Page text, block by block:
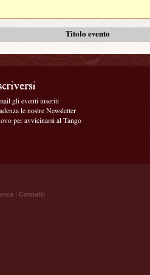
Titolo evento
gli eventi inseriti
le nostre Newsletter
per avvicinarsi al Tango
| Contatti